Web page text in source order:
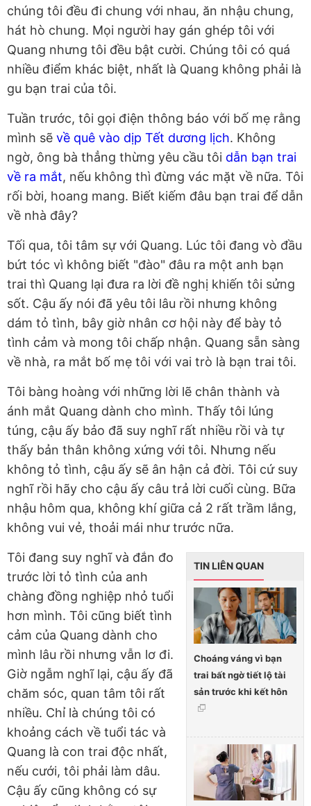
chúng tôi đều đi chung với nhau, ăn nhậu chung,
hát hò chung. Mọi người hay gán ghép tôi với
Quang nhưng tôi đều bật cười. Chúng tôi có quá
nhiều điểm khác biệt, nhất là Quang không phải là
gu bạn trai của tôi.
Tuần trước, tôi gọi điện thông báo với bố mẹ rằng
mình sẽ về quê vào dịp Tết dương lịch. Không
ngờ, ông bà thẳng thừng yêu cầu tôi dẫn bạn trai
về ra mắt, nếu không thì đừng vác mặt về nữa. Tôi
rối bời, hoang mang. Biết kiếm đâu bạn trai để dẫn
về nhà đây?
Tối qua, tôi tâm sự với Quang. Lúc tôi đang vò đầu
bứt tóc vì không biết "đào" đâu ra một anh bạn
trai thì Quang lại đưa ra lời đề nghị khiến tôi sửng
sốt. Cậu ấy nói đã yêu tôi lâu rồi nhưng không
dám tỏ tình, bây giờ nhân cơ hội này để bày tỏ
tình cảm và mong tôi chấp nhận. Quang sẵn sàng
về nhà, ra mắt bố mẹ tôi với vai trò là bạn trai tôi.
Tôi bàng hoàng với những lời lẽ chân thành và
ánh mắt Quang dành cho mình. Thấy tôi lúng
túng, cậu ấy bảo đã suy nghĩ rất nhiều rồi và tự
thấy bản thân không xứng với tôi. Nhưng nếu
không tỏ tình, cậu ấy sẽ ân hận cả đời. Tôi cứ suy
nghĩ rồi hãy cho cậu ấy câu trả lời cuối cùng. Bữa
nhậu hôm qua, không khí giữa cả 2 rất trầm lắng,
không vui vẻ, thoải mái như trước nữa.
TIN LIÊN QUAN
Choáng váng vì bạn
trai bất ngờ tiết lộ tài
sản trước khi kết hôn
Tôi đang suy nghĩ và đắn đo
trước lời tỏ tình của anh
chàng đồng nghiệp nhỏ tuổi
hơn mình. Tôi cũng biết tình
cảm của Quang dành cho
mình lâu rồi nhưng vẫn lơ đi.
Giờ ngẫm nghĩ lại, cậu ấy đã
chăm sóc, quan tâm tôi rất
nhiều. Chỉ là chúng tôi có
khoảng cách về tuổi tác và
Quang là con trai độc nhất,
nếu cưới, tôi phải làm dâu.
Cậu ấy cũng không có sự